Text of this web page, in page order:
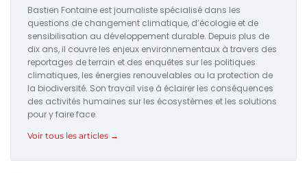
Bastien Fontaine est journaliste spécialisé dans les
questions de changement climatique, d’écologie et de
sensibilisation au développement durable. Depuis plus de
dix ans, il couvre les enjeux environnementaux à travers des
reportages de terrain et des enquêtes sur les politiques
climatiques, les énergies renouvelables ou la protection de
la biodiversité. Son travail vise à éclairer les conséquences
des activités humaines sur les écosystèmes et les solutions
pour y faire face.
Voir tous les articles →